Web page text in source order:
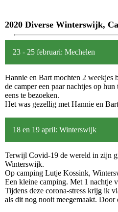
2020 Diverse Winterswijk,
23 - 25 februari: Mechelen
Hannie en Bart mochten 2 weekjes
de camper een paar nachtjes op
eens te bezoeken.
Het was gezellig met Hannie en
18 en 19 april: Winterswijk
Terwijl Covid-19 de wereld in zijn
Winterswijk.
Op camping Lutje Kossink,
Een kleine camping. Met 1 nachtje
Tijdens deze corona-stress krijg ik
als dit nog nooit meegemaakt. Door